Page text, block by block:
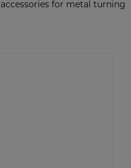
accessories for metal turning